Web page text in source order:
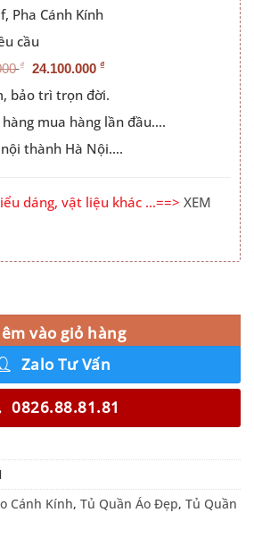
Pha Cánh Kính
cầu
₫ 24.100.000 ₫
bảo trì trọn đời.
mua hàng lần đầu….
thành Hà Nội….
dáng, vật liệu khác …==> XEM
Đẹp TCK-X-1 số lượng
vào giỏ hàng
Zalo Tư Vấn
0826.88.81.81
Cánh Kính, Tủ Quần Áo Đẹp, Tủ Quần